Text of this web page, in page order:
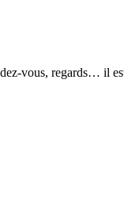
vous, regards… il